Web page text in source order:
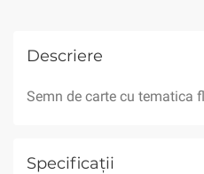
Descriere
Semn de carte cu tematica
Specificații